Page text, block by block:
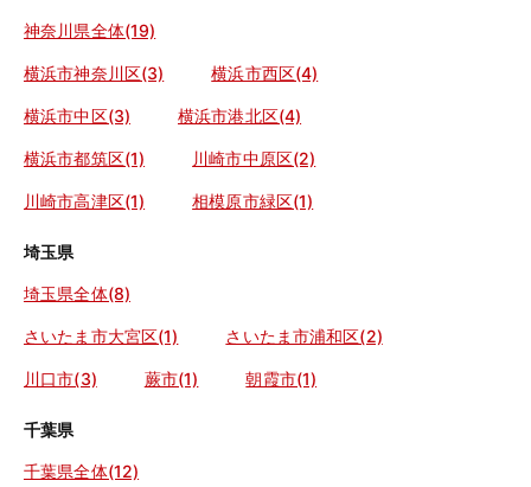
神奈川県全体(19)
横浜市神奈川区(3) 横浜市西区(4)
横浜市中区(3) 横浜市港北区(4)
横浜市都筑区(1) 川崎市中原区(2)
川崎市高津区(1) 相模原市緑区(1)
埼玉県
埼玉県全体(8)
さいたま市大宮区(1) さいたま市浦和区(2)
川口市(3) 蕨市(1) 朝霞市(1)
千葉県
千葉県全体(12)